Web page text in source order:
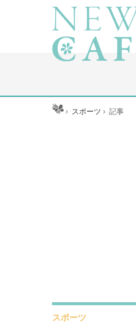
ホーム › スポーツ ›記事
スポーツ